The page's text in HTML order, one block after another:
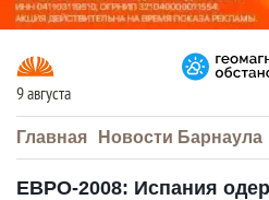
9 августа
Главная Новости Барнаула
ЕВРО-2008: Испания